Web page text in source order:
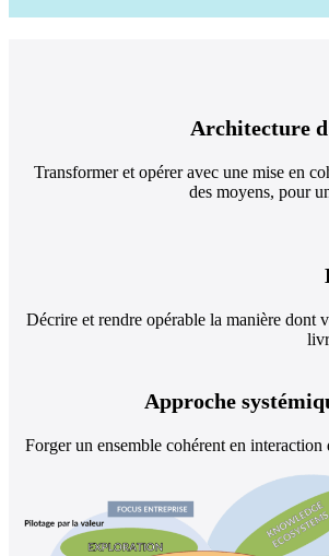
Architecture
Transformer et opérer avec une mise en
des moyens, pour
Décrire et rendre opérable la manière dont
Approche
Forger un ensemble cohérent en interaction